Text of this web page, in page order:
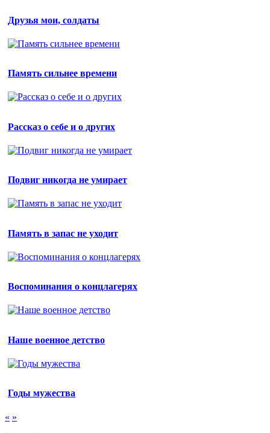
Друзья мои, солдаты
Память сильнее времени
Рассказ о себе и о других
Подвиг никогда не умирает
Память в запас не уходит
Воспоминания о концлагерях
Наше военное детство
Годы мужества
« »